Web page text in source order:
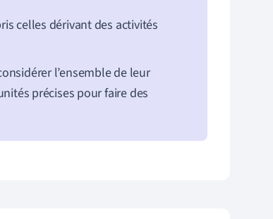
celles dérivant des activités
l’ensemble de leur
précises pour faire des